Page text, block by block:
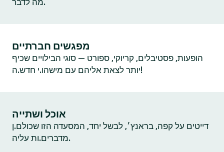
מה לדבר.
מפגשים חברתיים
הופעות, פסטיבלים, קריוקי, ספורט — סוגי הבילויים שכיף
יותר לצאת אליהם עם מישהו.י חדש.ה!
אוכל ושתייה
דייטים על קפה, בראנץ׳, לבשל יחד, המסעדה הזו שכולם.ן
מדברים.ות עליה.